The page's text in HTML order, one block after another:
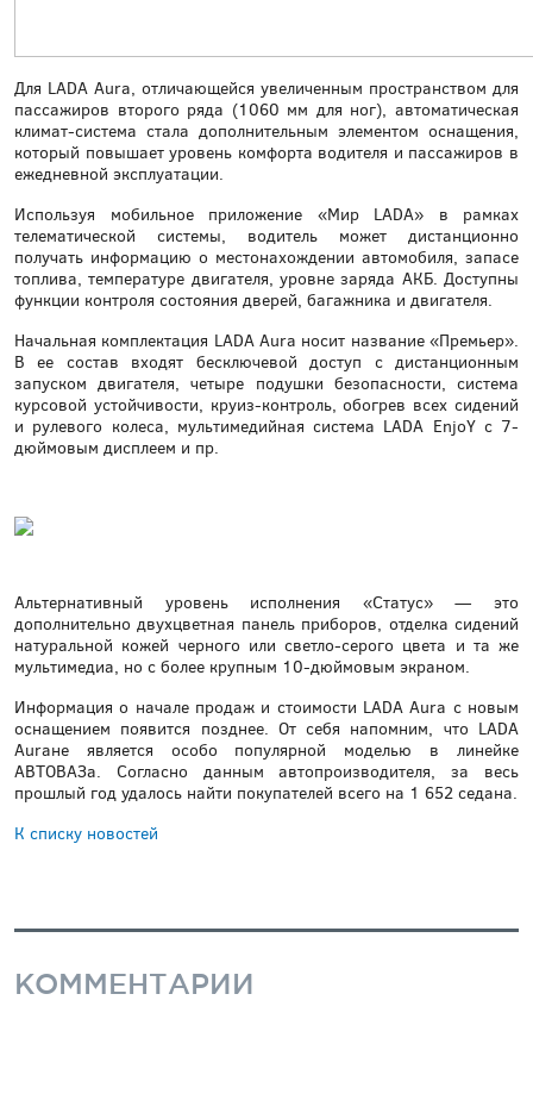
Для LADA Aura, отличающейся увеличенным пространством для
пассажиров второго ряда (1060 мм для ног), автоматическая
климат-система стала дополнительным элементом оснащения,
который повышает уровень комфорта водителя и пассажиров в
ежедневной эксплуатации.
Используя мобильное приложение «Мир LADA» в рамках
телематической системы, водитель может дистанционно
получать информацию о местонахождении автомобиля, запасе
топлива, температуре двигателя, уровне заряда АКБ. Доступны
функции контроля состояния дверей, багажника и двигателя.
Начальная комплектация LADA Aura носит название «Премьер».
В ее состав входят бесключевой доступ с дистанционным
запуском двигателя, четыре подушки безопасности, система
курсовой устойчивости, круиз-контроль, обогрев всех сидений
и рулевого колеса, мультимедийная система LADA EnjoY с 7-
дюймовым дисплеем и пр.
Альтернативный уровень исполнения «Статус» — это
дополнительно двухцветная панель приборов, отделка сидений
натуральной кожей черного или светло-серого цвета и та же
мультимедиа, но с более крупным 10-дюймовым экраном.
Информация о начале продаж и стоимости LADA Aura с новым
оснащением появится позднее. От себя напомним, что LADA
Auraне является особо популярной моделью в линейке
АВТОВАЗа. Согласно данным автопроизводителя, за весь
прошлый год удалось найти покупателей всего на 1 652 седана.
К списку новостей
КОММЕНТАРИИ